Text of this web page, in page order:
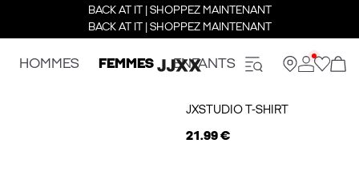
BACK AT IT | SHOPPEZ MAINTENANT
BACK AT IT | SHOPPEZ MAINTENANT
HOMMES FEMMES ENFANTS
JXSTUDIO T-SHIRT
21.99 €